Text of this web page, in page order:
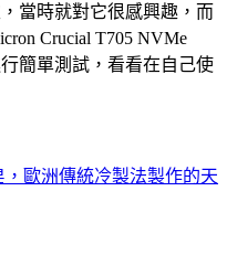
當時就對它很感興趣，而
Crucial T705 NVMe
簡單測試，看看在自己使
，歐洲傳統冷製法製作的天